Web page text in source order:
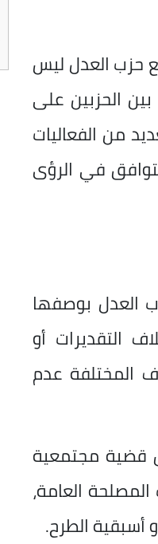
حزب العدل ليس
شهدت العلاقات بين الحزبين على
من الفعاليات
في الرؤى
العدل بوصفها
التقديرات أو
المختلفة عدم
قضية مجتمعية
العامة،
أسبقية الطرح.